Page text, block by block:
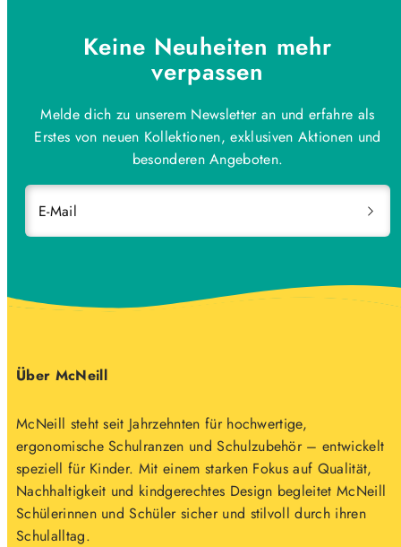
Keine Neuheiten mehr
verpassen
Melde dich zu unserem Newsletter an und erfahre als
Erstes von neuen Kollektionen, exklusiven Aktionen und
besonderen Angeboten.
E-Mail
Über McNeill
McNeill steht seit Jahrzehnten für hochwertige,
ergonomische Schulranzen und Schulzubehör – entwickelt
speziell für Kinder. Mit einem starken Fokus auf Qualität,
Nachhaltigkeit und kindgerechtes Design begleitet McNeill
Schülerinnen und Schüler sicher und stilvoll durch ihren
Schulalltag.